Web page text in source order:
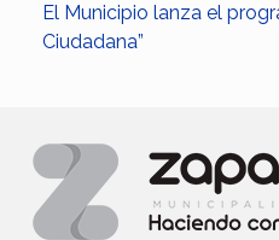
El Municipio lanza el
Ciudadana”